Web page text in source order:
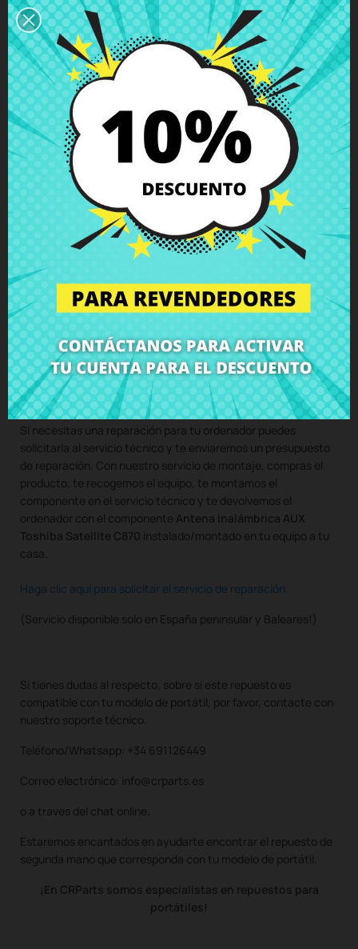
Descripción
Detalles del producto
Grados
Antena inalámbrica AUX Toshiba
Satellite C870
CompraAntena inalámbrica AUX Toshiba Satellite C870al
mejor precio en CRParts - PRODUCTO USADO ORIGINAL -
disponible también con nuestro servicio de montaje.
Si necesitas una reparación para tu ordenador puedes
solicitarla al servicio técnico y te enviaremos un presupuesto
de reparación. Con nuestro servicio de montaje, compras el
producto, te recogemos el equipo, te montamos el
componente en el servicio técnico y te devolvemos el
ordenador con el componente Antena inalámbrica AUX
Toshiba Satellite C870 instalado/montado en tu equipo a tu
casa.
Haga clic aquí para solicitar el servicio de reparación
(Servicio disponible solo en España peninsular y Baleares!)
Si tienes dudas al respecto, sobre si este repuesto es
compatible con tu modelo de portátil, por favor, contacte con
nuestro soporte técnico.
Teléfono/Whatsapp: +34 691126449
Correo electrónico: info@crparts.es
o a traves del chat online.
Estaremos encantados en ayudarte encontrar el repuesto de
segunda mano que corresponda con tu modelo de portátil.
¡En CRParts somos especialistas en repuestos para
portátiles!